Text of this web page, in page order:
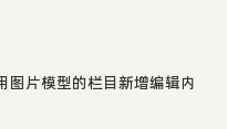
图片模型的栏目新增编辑内